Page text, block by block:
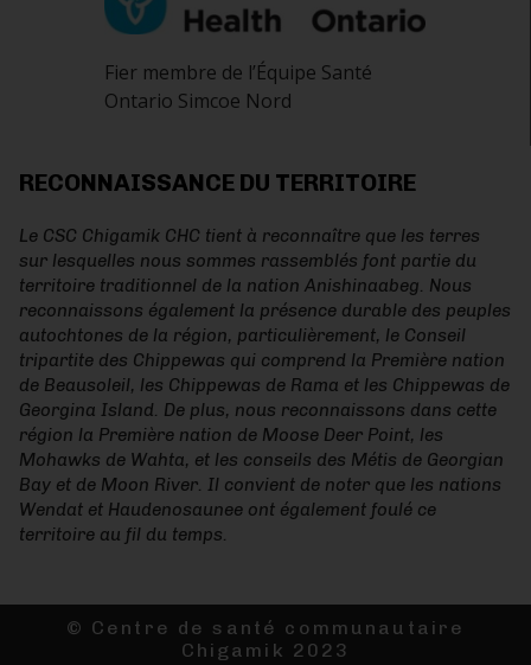
Fier membre de l’Équipe Santé
Ontario Simcoe Nord
RECONNAISSANCE DU TERRITOIRE
Le CSC Chigamik CHC tient à reconnaître que les terres
sur lesquelles nous sommes rassemblés font partie du
territoire traditionnel de la nation Anishinaabeg. Nous
reconnaissons également la présence durable des peuples
autochtones de la région, particulièrement, le Conseil
tripartite des Chippewas qui comprend la Première nation
de Beausoleil, les Chippewas de Rama et les Chippewas de
Georgina Island. De plus, nous reconnaissons dans cette
région la Première nation de Moose Deer Point, les
Mohawks de Wahta, et les conseils des Métis de Georgian
Bay et de Moon River. Il convient de noter que les nations
Wendat et Haudenosaunee ont également foulé ce
territoire au fil du temps.
© Centre de santé communautaire
Chigamik 2023